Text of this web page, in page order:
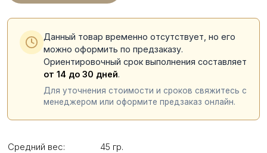
Данный товар временно отсутствует, но его
можно оформить по предзаказу.
Ориентировочный срок выполнения составляет
от 14 до 30 дней.
Для уточнения стоимости и сроков свяжитесь с
менеджером или оформите предзаказ онлайн.
Средний вес:
45 гр.